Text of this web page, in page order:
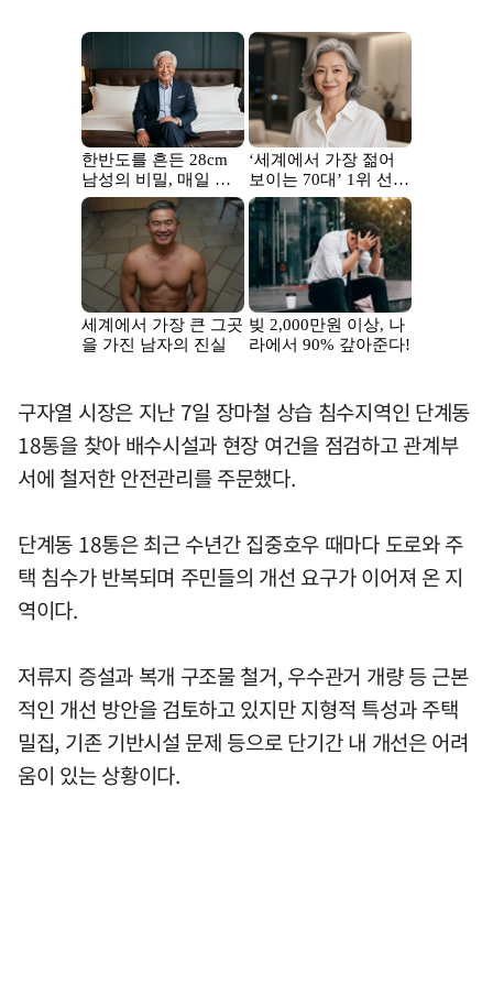
구자열 시장은 지난 7일 장마철 상습 침수지역인 단계동
18통을 찾아 배수시설과 현장 여건을 점검하고 관계부
서에 철저한 안전관리를 주문했다.
단계동 18통은 최근 수년간 집중호우 때마다 도로와 주
택 침수가 반복되며 주민들의 개선 요구가 이어져 온 지
역이다.
저류지 증설과 복개 구조물 철거, 우수관거 개량 등 근본
적인 개선 방안을 검토하고 있지만 지형적 특성과 주택
밀집, 기존 기반시설 문제 등으로 단기간 내 개선은 어려
움이 있는 상황이다.